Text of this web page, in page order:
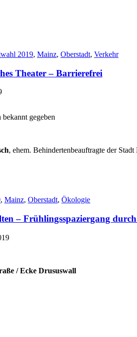
2019, Mainz, Oberstadt, Verkehr
Theater – Barrierefrei
gegeben
, ehem. Behindertenbeauftragte der Stadt
, Mainz, Oberstadt, Ökologie
– Frühlingsspaziergang
/ Ecke Drususwall